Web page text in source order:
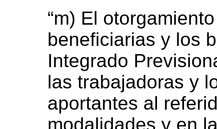
“m) El
beneficiarias y los
Integrado
las trabajadoras y
aportantes al
modalidades y en